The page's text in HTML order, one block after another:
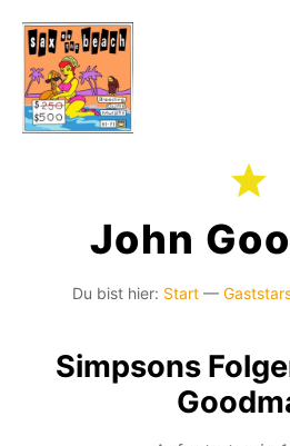
John
Du bist hier: Start—
Simpsons